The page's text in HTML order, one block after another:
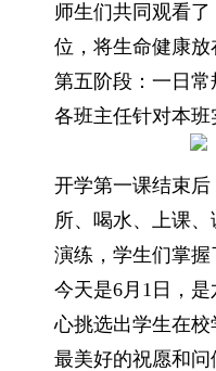
师生们共同观看
位，将生命健康放
第五阶段：一日常
各班主任针对本
开学第一课结束
所、喝水、上课
演练，学生们掌
今天是6月1日，
心挑选出学生在
最美好的祝愿和